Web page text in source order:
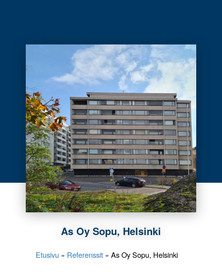
As Oy Sopu, Helsinki
Etusivu » Referenssit »As Oy Sopu, Helsinki